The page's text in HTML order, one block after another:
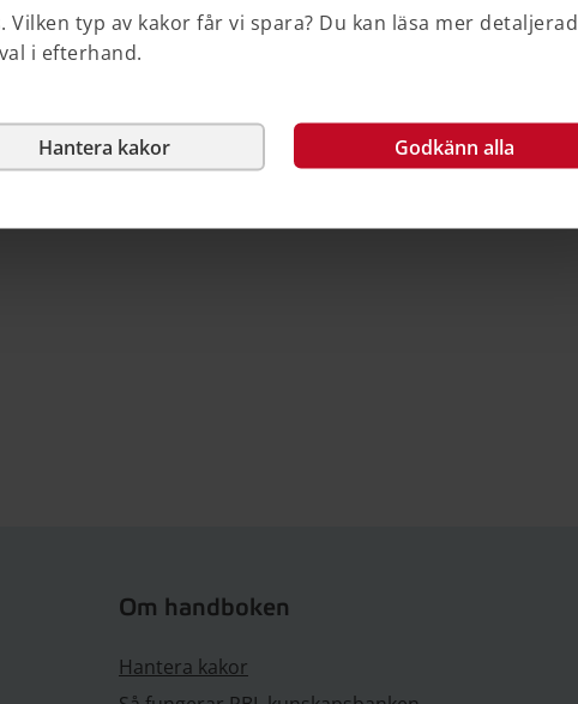
typ av kakor får vi spara? Du kan läsa mer detaljerad
i efterhand.
Hantera kakor Godkänn alla
Om handboken
Hantera kakor